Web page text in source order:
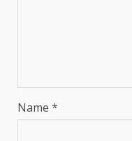
Name *